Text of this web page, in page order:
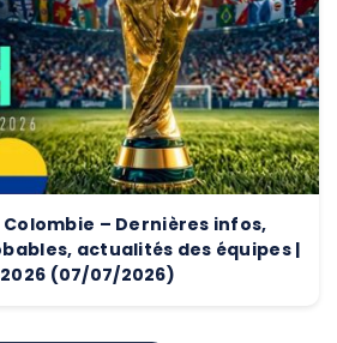
Colombie – Dernières infos,
actualités des équipes |
(07/07/2026)